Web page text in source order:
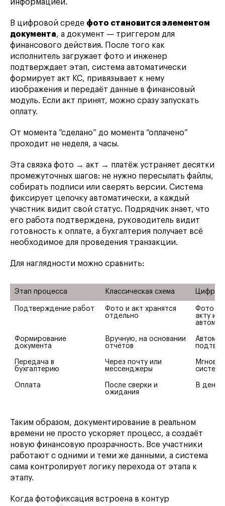
информацией.
В цифровой среде фото становится элементом
документа, а документ — триггером для
финансового действия. После того как
исполнитель загружает фото и инженер
подтверждает этап, система автоматически
формирует акт КС, привязывает к нему
изображения и передаёт данные в финансовый
модуль. Если акт принят, можно сразу запускать
оплату.
От момента “сделано” до момента “оплачено”
проходит не неделя, а часы.
Эта связка фото → акт → платёж устраняет десятки
промежуточных шагов: не нужно пересылать файлы,
собирать подписи или сверять версии. Система
фиксирует цепочку автоматически, а каждый
участник видит свой статус. Подрядчик знает, что
его работа подтверждена, руководитель видит
готовность к оплате, а бухгалтерия получает всё
необходимое для проведения транзакции.
Для наглядности можно сравнить:
Этап процесса Классическая схема
Подтверждение работ
Фото и акт хранятся
отдельно
Фото
акту и
Формирование
документа
Вручную, на основании
отчётов
Передача в
бухгалтерию
Через почту или
мессенджеры
систему
Оплата
После сверки и
ожидания
В день
Таким образом, документирование в реальном
времени не просто ускоряет процесс, а создаёт
новую финансовую прозрачность. Все участники
работают с одними и теми же данными, а система
сама контролирует логику перехода от этапа к
этапу.
Когда фотофиксация встроена в контур